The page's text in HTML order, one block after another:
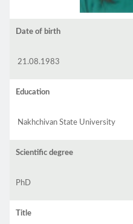
Date of birth
21.08.1983
Education
Nakhchivan State University
Scientific degree
PhD
Title